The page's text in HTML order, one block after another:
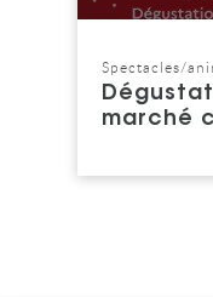
Catégorie : "
Spectacles/
marché